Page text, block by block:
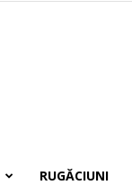
RUGĂCIUNI